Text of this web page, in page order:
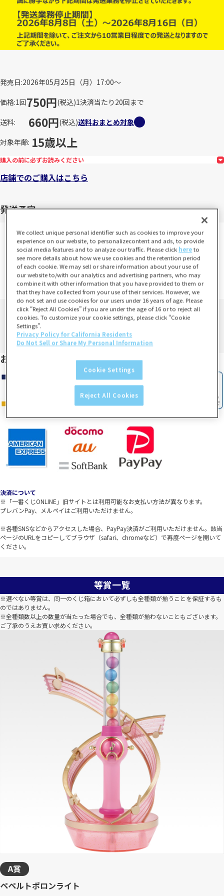
発売日 2026年05月25日（月）17:00～
価格 1回750円(税込)1決済当たり20回まで
送料
660円(税込)送料おまとめ対象
対象年齢 15歳以上
購入の前に必ずお読みください
店舗でのご購入はこちら
発送予定
ご注文から10営業日程度で発送予定
※土日祝日および、年末年始など当社指定休業日は発送業務は行い
ません。
詳しくは、営業日カレンダーをご確認ください。
お支払い方法
決済について
※「一番くじONLINE」旧サイトとは利用可能なお支払い方法が異なります。
プレバンPay、メルペイはご利用いただけません。
※各種SNSなどからアクセスした場合、PayPay決済がご利用いただけません。該当
ページのURLをコピーしてブラウザ（safari、chromeなど）で再度ページを開いて
ください。
等賞一覧
※選べない等賞は、同一のくじ箱において必ずしも全種類が揃うことを保証するも
のではありません。
※全種類数以上の数量が当たった場合でも、全種類が揃わないこともございます。
ご了承のうえお買い求めください。
A賞
ペペルトポロンライト
We collect unique personal identifier such as cookies to improve your
experience on our website, to personalizecontent and ads, to provide
social media features and to analyze our traffic. Please click hereto
see more details about how we use cookies and the retention period
of each cookie. We may sell or share information about your use of
our website to/with our analytics and advertising partners, who may
combine it with other information that you have provided to them or
that they have collected from your use of their services. However, we
do not set and use cookies for our users under 16 years of age. Please
click “Reject All Cookies” if you are under the age of 16 or to reject all
cookies. To customize your cookie settings, please click “Cookie
Settings”.
Privacy Policy for California Residents
Do Not Sell or Share My Personal Information
Cookie Settings
Reject All Cookies